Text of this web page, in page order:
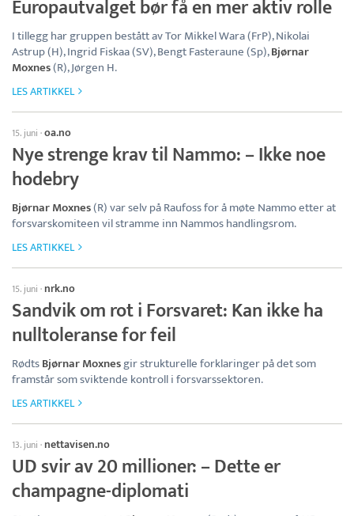
Europautvalget bør få en mer aktiv rolle
I tillegg har gruppen bestått av Tor Mikkel Wara (FrP), Nikolai
Astrup (H), Ingrid Fiskaa (SV), Bengt Fasteraune (Sp),Bjørnar
Moxnes(R), Jørgen H.
LES ARTIKKEL
15. juni ·oa.no
Nye strenge krav til Nammo: – Ikke noe
hodebry
Bjørnar Moxnes(R) var selv på Raufoss for å møte Nammo etter at
forsvarskomiteen vil stramme inn Nammos handlingsrom.
LES ARTIKKEL
15. juni · nrk.no
Sandvik om rot i Forsvaret: Kan ikke ha
nulltoleranse for feil
RødtsBjørnar Moxnesgir strukturelle forklaringer på det som
framstår som sviktende kontroll i forsvarssektoren.
LES ARTIKKEL
13. juni · nettavisen.no
UD svir av 20 millioner: – Dette er
champagne-diplomati